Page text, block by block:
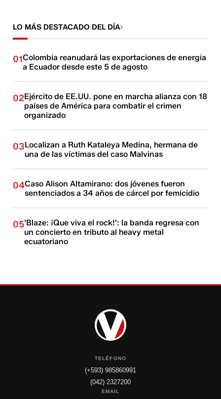
LO MÁS DESTACADO DEL DÍA
01Colombia reanudará las exportaciones de energía
a Ecuador desde este 5 de agosto
02Ejército de EE.UU. pone en marcha alianza con 18
países de América para combatir el crimen
organizado
03Localizan a Ruth Kataleya Medina, hermana de
una de las víctimas del caso Malvinas
04Caso Alison Altamirano: dos jóvenes fueron
sentenciados a 34 años de cárcel por femicidio
05'Blaze: ¡Que viva el rock!': la banda regresa con
un concierto en tributo al heavy metal
ecuatoriano
TELÉFONO
(+593) 985860991
(042) 2327200
EMAIL